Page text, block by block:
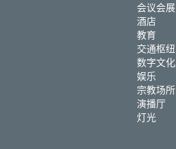
会议会展
酒店
教育
交通枢纽
数字文
娱乐
宗教场所
演播厅
灯光